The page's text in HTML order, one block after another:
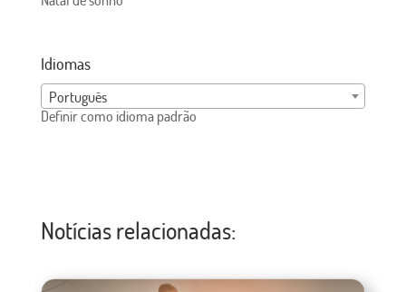
Idiomas
Português
Definir como idioma padrão
Notícias relacionadas: